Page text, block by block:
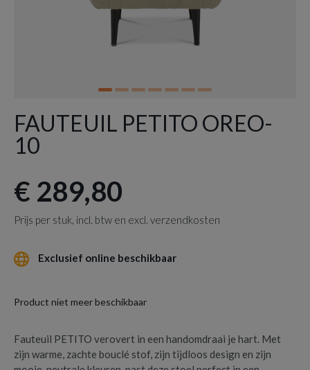
FAUTEUIL PETITO OREO-
10
€ 289,80
Prijs per stuk, incl. btw en excl. verzendkosten
Exclusief online beschikbaar
Product niet meer beschikbaar
Fauteuil PETITO verovert in een handomdraai je hart. Met
zijn warme, zachte bouclé stof, zijn tijdloos design en zijn